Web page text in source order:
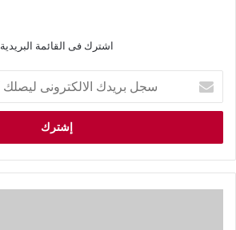
اشترك فى القائمة البريدية